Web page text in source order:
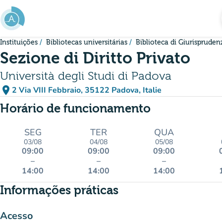
Ir para o conteúdo principal
Instituições Bibliotecas universitárias Biblioteca di
Sezione di Diritto Privato
Università degli Studi di Padova
place 2 Via VIII Febbraio, 35122 Padova, Italie
(abrir no Google Maps)
(novo separador)
Horário de funcionamento
SEG
03/08
09:00
–
14:00
TER
04/08
09:00
–
14:00
QUA
05/08
09:00
–
14:00
Informações práticas
Acesso